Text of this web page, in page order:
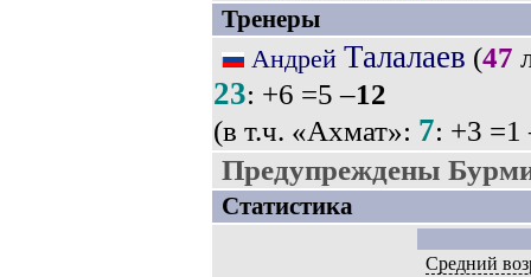
Тренеры
Андрей Талалаев (47
23: +6 =5 –12
(в т.ч. «Ахмат»: 7: +3 =1
Предупреждены
Статистика
Средний